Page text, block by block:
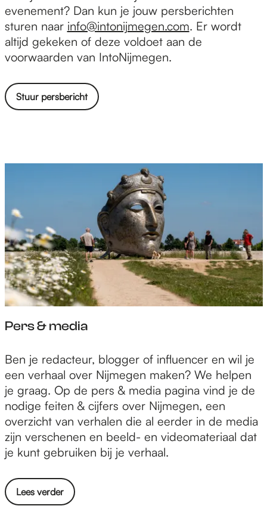
i
e
u
w
evenement? Dan kun je jouw persberichten
sturen naar info@intonijmegen.com. Er wordt
altijd gekeken of deze voldoet aan de
voorwaarden van IntoNijmegen.
Stuur persbericht
Pers & media
P
e
r
s
&
m
e
i
a
Ben je redacteur, blogger of influencer en wil je
een verhaal over Nijmegen maken? We helpen
je graag. Op de pers & media pagina vind je de
nodige feiten & cijfers over Nijmegen, een
overzicht van verhalen die al eerder in de media
zijn verschenen en beeld- en videomateriaal dat
je kunt gebruiken bij je verhaal.
Lees verder